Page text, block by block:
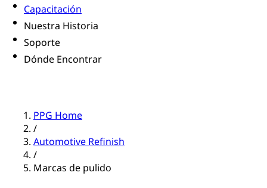
Capacitación
Nuestra Historia
Soporte
Dónde Encontrar
PPG Home
/
Automotive Refinish
/
Marcas de pulido